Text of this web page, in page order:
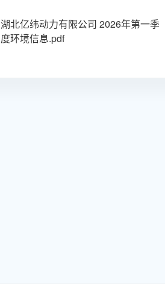
湖北亿纬动力有限公司 2026年第一季
度环境信息.pdf